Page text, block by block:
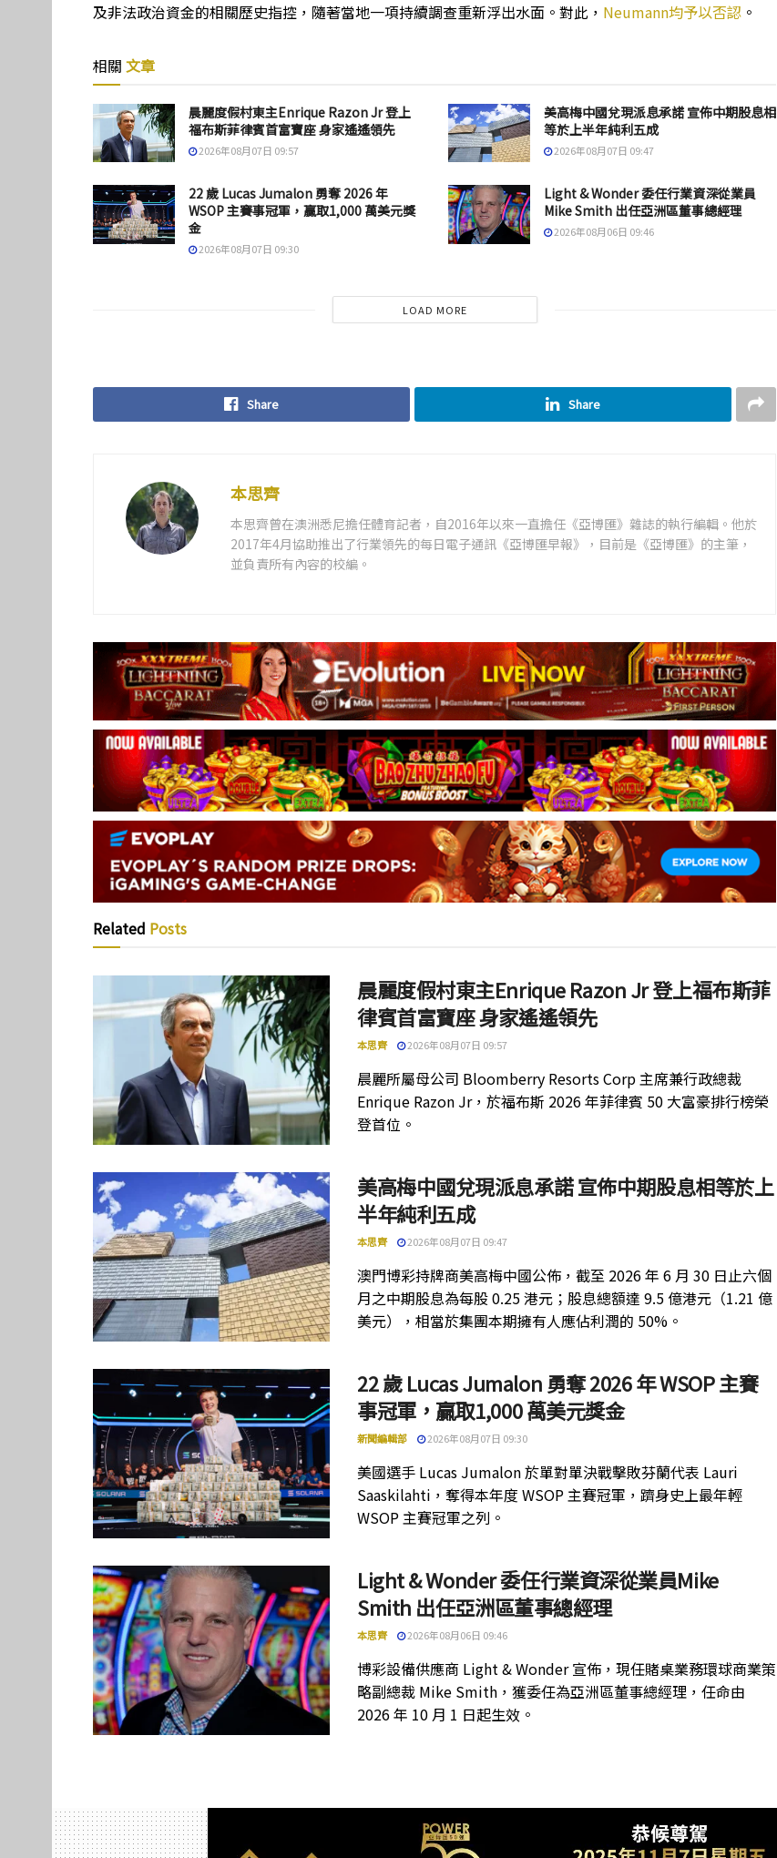
及非法政治資金的相關歷史指控，隨著當地一項持續調查重新浮出水面。對此， Neumann均予以否認 。
相關 文章
晨麗度假村東主Enrique Razon Jr 登上
福布斯菲律賓首富寶座 身家遙遙領先
2026年08月07日 09:57
美高梅中國兌現派息承諾 宣佈中期股息相
等於上半年純利五成
2026年08月07日 09:47
22 歲 Lucas Jumalon 勇奪 2026 年
WSOP 主賽事冠軍，贏取1,000 萬美元獎
金
2026年08月07日 09:30
Light & Wonder 委任行業資深從業員
Mike Smith 出任亞洲區董事總經理
2026年08月06日 09:46
LOAD MORE
Share Share
本思齊
本思齊曾在澳洲悉尼擔任體育記者，自2016年以來一直擔任《亞博匯》雜誌的執行編輯。他於
2017年4月協助推出了行業領先的每日電子通訊《亞博匯早報》，目前是《亞博匯》的主筆，
並負責所有內容的校編。
Related Posts
晨麗度假村東主Enrique Razon Jr 登上福布斯菲
律賓首富寶座 身家遙遙領先
本思齊 2026年08月07日 09:57
晨麗所屬母公司 Bloomberry Resorts Corp 主席兼行政總裁
Enrique Razon Jr，於福布斯 2026 年菲律賓 50 大富豪排行榜榮
登首位。
美高梅中國兌現派息承諾 宣佈中期股息相等於上
半年純利五成
本思齊 2026年08月07日 09:47
澳門博彩持牌商美高梅中國公佈，截至 2026 年 6 月 30 日止六個
月之中期股息為每股 0.25 港元；股息總額達 9.5 億港元（1.21 億
美元），相當於集團本期擁有人應佔利潤的 50%。
22 歲 Lucas Jumalon 勇奪 2026 年 WSOP 主賽
事冠軍，贏取1,000 萬美元獎金
新聞編輯部 2026年08月07日 09:30
美國選手 Lucas Jumalon 於單對單決戰擊敗芬蘭代表 Lauri
Saaskilahti，奪得本年度 WSOP 主賽冠軍，躋身史上最年輕
WSOP 主賽冠軍之列。
Light & Wonder 委任行業資深從業員Mike
Smith 出任亞洲區董事總經理
本思齊 2026年08月06日 09:46
博彩設備供應商 Light & Wonder 宣佈，現任賭桌業務環球商業策
略副總裁 Mike Smith，獲委任為亞洲區董事總經理，任命由
2026 年 10 月 1 日起生效。